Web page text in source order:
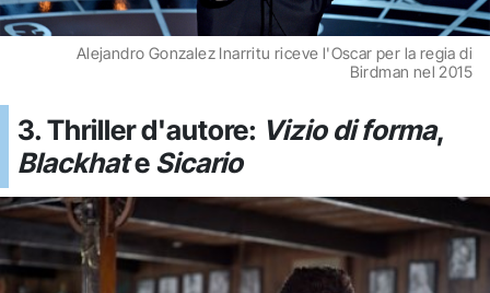
Alejandro Gonzalez Inarritu riceve l'Oscar per la regia di
Birdman nel 2015
3. Thriller d'autore: Vizio di forma,
Blackhate Sicario